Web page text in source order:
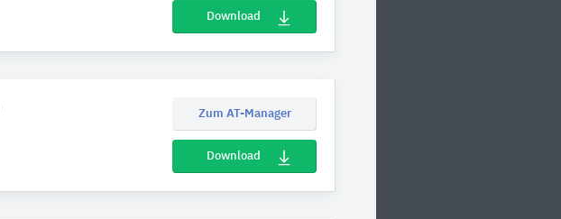
Download
Zum AT-Manager
Download